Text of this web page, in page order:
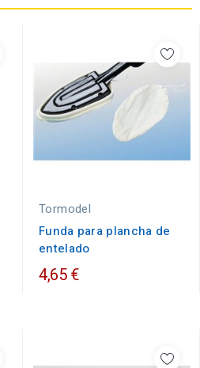
Tormodel
Funda para plancha de
entelado
4,65 €